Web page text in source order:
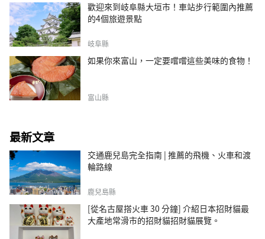
歡迎來到岐阜縣大垣市！車站步行範圍內推薦
的4個旅遊景點
岐阜縣
如果你來富山，一定要嚐嚐這些美味的食物！
富山縣
最新文章
交通鹿兒島完全指南 | 推薦的飛機、火車和渡
輪路線
鹿兒島縣
[從名古屋搭火車 30 分鐘] 介紹日本招財貓最
大產地常滑市的招財貓招財貓展覽。